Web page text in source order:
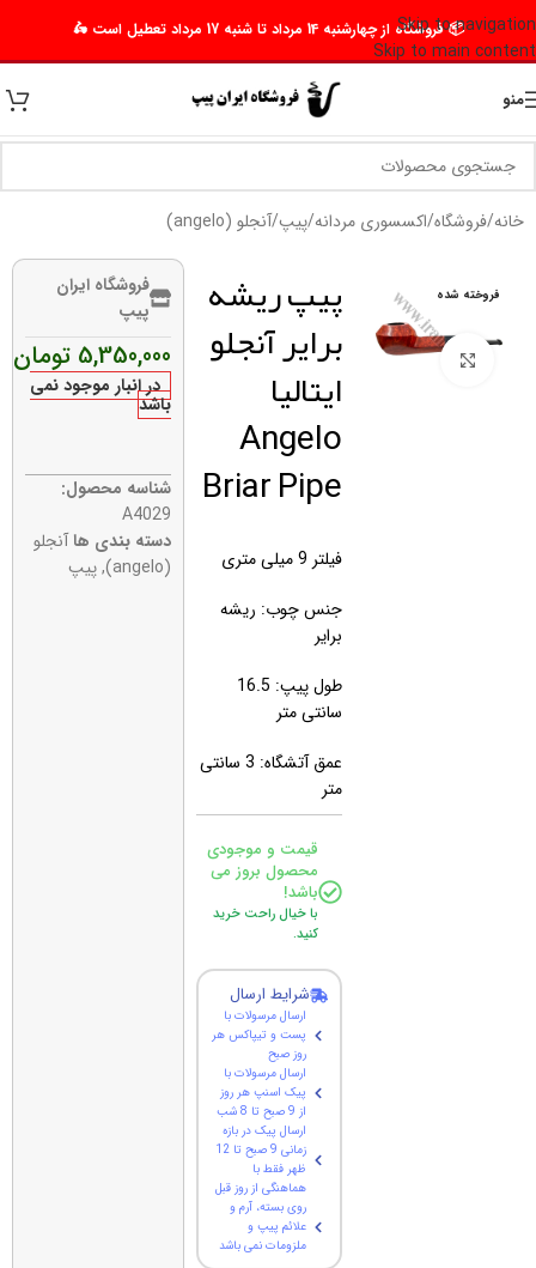
Skip to navigation
Skip to main content
📦 فروشگاه از چهارشنبه 14 مرداد تا شنبه 17 مرداد تعطیل است 🛵
منو
خانه/فروشگاه/اکسسوری مردانه/پیپ/آنجلو (angelo)
فروخته شده
برای بزرگنمایی کلیک کنید
پیپ ریشه
برایر آنجلو
ایتالیا
Angelo
Briar Pipe
فیلتر 9 میلی متری
جنس چوب: ریشه
برایر
طول پیپ: 16.5
سانتی متر
عمق آتشگاه: 3 سانتی
متر
قیمت و موجودی
محصول بروز می
باشد!
با خیال راحت خرید
کنید.
شرایط ارسال
ارسال مرسولات با
پست و تیپاکس هر
روز صبح
ارسال مرسولات با
پیک اسنپ هر روز
از 9 صبح تا 8 شب
ارسال پیک در بازه
زمانی 9 صبح تا 12
ظهر فقط با
هماهنگی از روز قبل
روی بسته، آرم و
علائم پیپ و
ملزومات نمی باشد
فروشگاه ایران
پیپ
5,350,000 تومان
در انبار موجود نمی
باشد
شناسه محصول:
A4029
دسته بندی ها آنجلو
(angelo)
,پیپ